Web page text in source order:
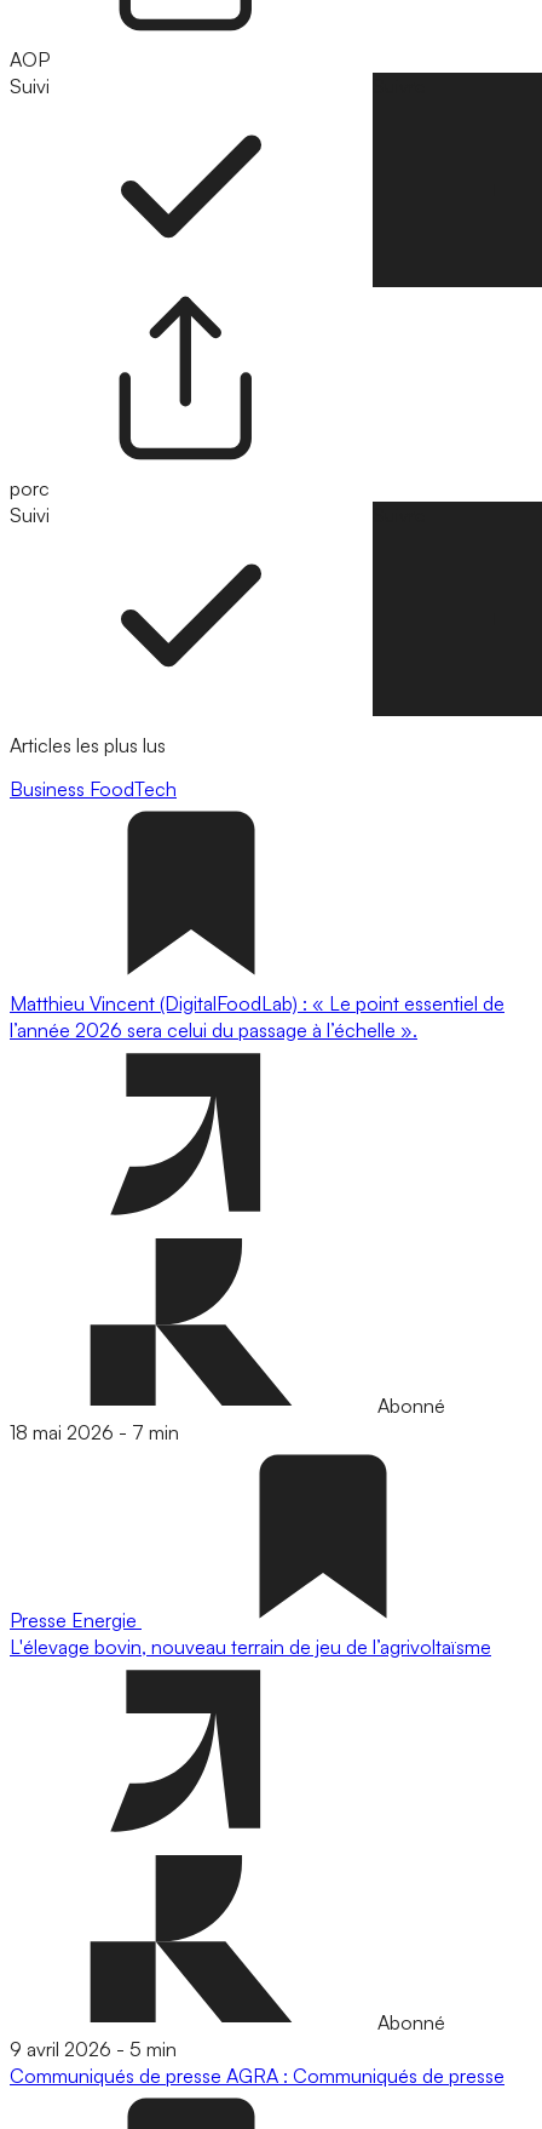
AOP
Suivi
porc
Suivi
Articles les plus lus
Business FoodTech
Matthieu Vincent (DigitalFoodLab) : « Le point essentiel de
l’année 2026 sera celui du passage à l’échelle ».
Abonné
18 mai 2026 - 7 min
Presse Energie
L'élevage bovin, nouveau terrain de jeu de l’agrivoltaïsme
Abonné
9 avril 2026 - 5 min
Communiqués de presse AGRA : Communiqués de presse